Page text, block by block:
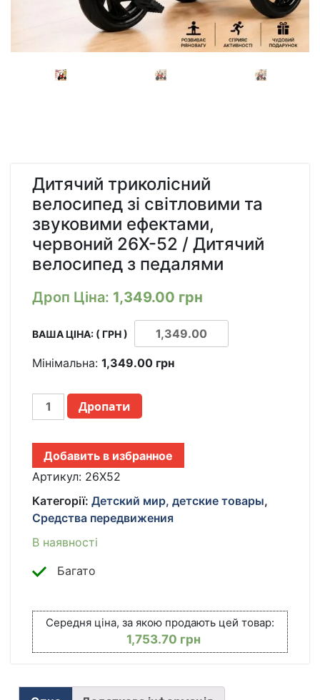
Дитячий триколісний
велосипед зі світловими та
звуковими ефектами,
червоний 26X-52 / Дитячий
велосипед з педалями
Дроп Ціна: 1,349.00 грн
ВАША ЦІНА: ( ГРН )
Мінімальна: 1,349.00 грн
ДЕТСКИЙ
ВЕЛОСИПЕД
СО
СВЕТОВЫМИ
И
ЭФФЕКТАМИ,
КРАСНЫЙ
26X-
52
ВЕЛОСИПЕД
С
ПЕДАЛЯМИ
КІЛЬКІСТЬ
Дропати
Добавить в избранное
Артикул: 26X52
Категорії: Детский мир, детские товары,
Средства передвижения
В наявності
Багато
Середня ціна, за якою продають цей товар:
1,753.70 грн